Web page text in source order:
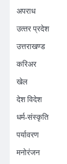
अपराध
उत्‍तर प्रदेश
उत्तराखण्ड
करिअर
खेल
देश विदेश
धर्म-संस्कृति
पर्यावरण
मनोरंजन